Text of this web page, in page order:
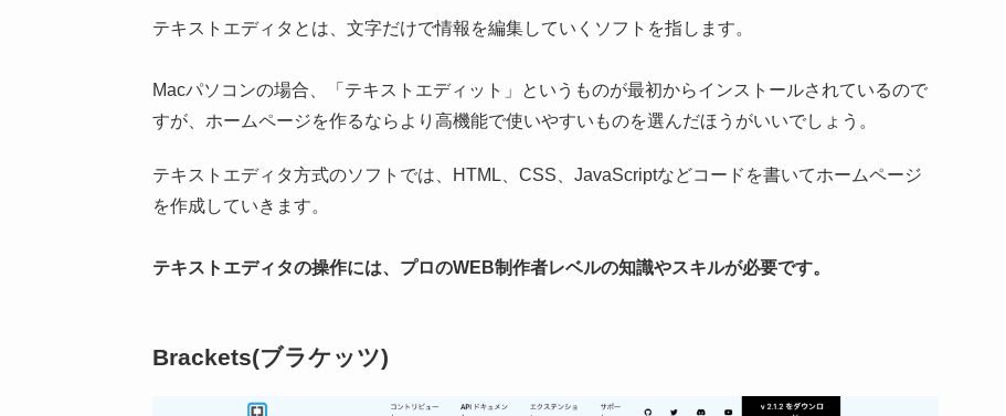
テキストエディタとは、文字だけで情報を編集していくソフトを指します。
Macパソコンの場合、「テキストエディット」というものが最初からインストールされているので
すが、ホームページを作るならより高機能で使いやすいものを選んだほうがいいでしょう。
テキストエディタ方式のソフトでは、HTML、CSS、JavaScriptなどコードを書いてホームページ
を作成していきます。
テキストエディタの操作には、プロのWEB制作者レベルの知識やスキルが必要です。
Brackets(ブラケッツ)